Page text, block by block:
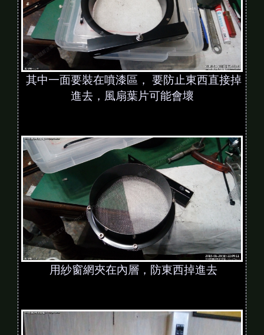
其中一面要裝在噴漆區， 要防止東西直接掉
進去，風扇葉片可能會壞
用紗窗網夾在內層，防東西掉進去